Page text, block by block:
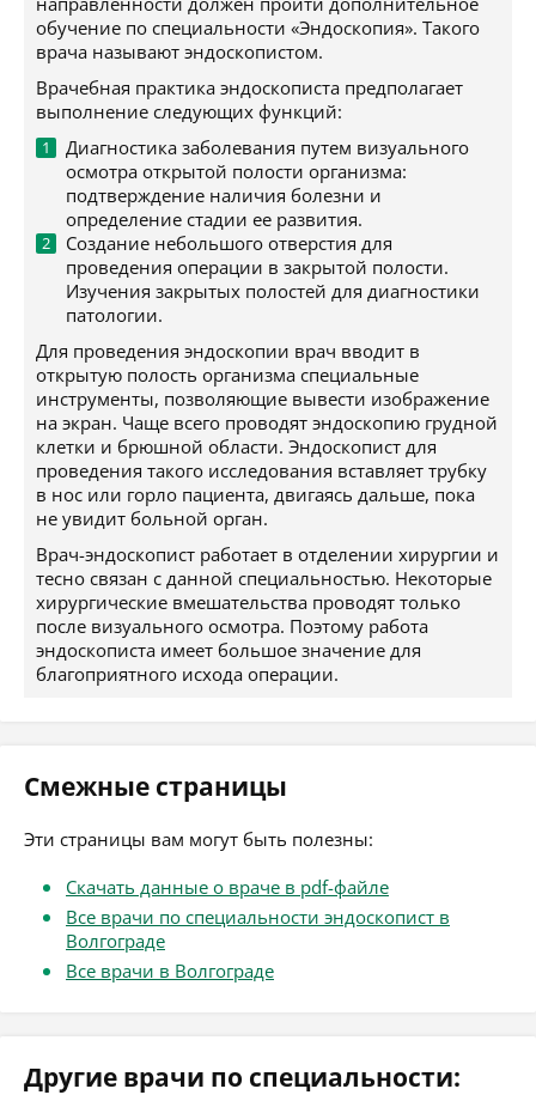
обучение по специальности «Эндоскопия». Такого
врача называют эндоскопистом.
Врачебная практика эндоскописта предполагает
выполнение следующих функций:
Диагностика заболевания путем визуального
осмотра открытой полости организма:
подтверждение наличия болезни и
определение стадии ее развития.
Создание небольшого отверстия для
проведения операции в закрытой полости.
Изучения закрытых полостей для диагностики
патологии.
Для проведения эндоскопии врач вводит в
открытую полость организма специальные
инструменты, позволяющие вывести изображение
на экран. Чаще всего проводят эндоскопию грудной
клетки и брюшной области. Эндоскопист для
проведения такого исследования вставляет трубку
в нос или горло пациента, двигаясь дальше, пока
не увидит больной орган.
Врач-эндоскопист работает в отделении хирургии и
тесно связан с данной специальностью. Некоторые
хирургические вмешательства проводят только
после визуального осмотра. Поэтому работа
эндоскописта имеет большое значение для
благоприятного исхода операции.
Смежные страницы
Эти страницы вам могут быть полезны:
Скачать данные о враче в pdf-файле
Все врачи по специальности эндоскопист в
Волгограде
Все врачи в Волгограде
Другие врачи по специальности: